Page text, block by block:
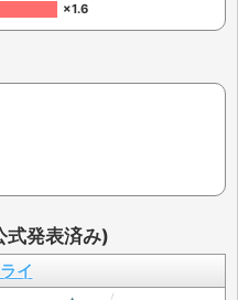
×1.6
式発表済み)
イ